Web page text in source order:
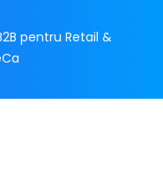
pentru Retail &